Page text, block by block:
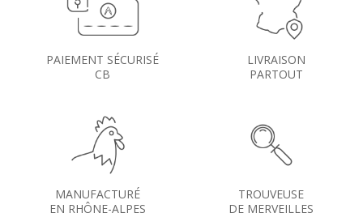
PAIEMENT SÉCURISÉ
CB
LIVRAISON
PARTOUT
MANUFACTURÉ
EN RHÔNE-ALPES
TROUVEUSE
DE MERVEILLES